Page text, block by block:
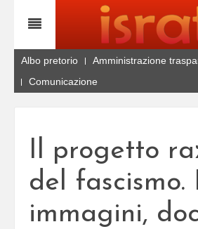
Albo pretorio
Amministrazione
Comunicazione
Il progetto
del fascismo.
immagini,